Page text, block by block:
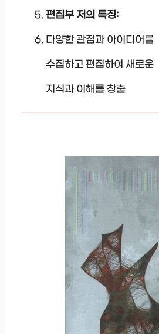
편집부 저의 특징:
다양한 관점과 아이디어를
수집하고 편집하여 새로운
지식과 이해를 창출